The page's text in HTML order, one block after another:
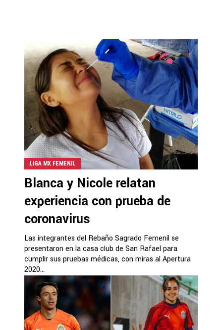
LIGA MX FEMENIL
Blanca y Nicole relatan
experiencia con prueba de
coronavirus
Las integrantes del Rebaño Sagrado Femenil se
presentaron en la casa club de San Rafael para
cumplir sus pruebas médicas, con miras al Apertura
2020...